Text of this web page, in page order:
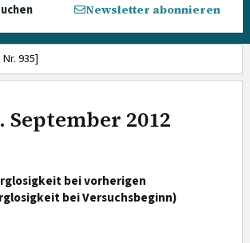
Newsletter abonnieren
935]
September 2012
bei vorherigen
bei Versuchsbeginn)